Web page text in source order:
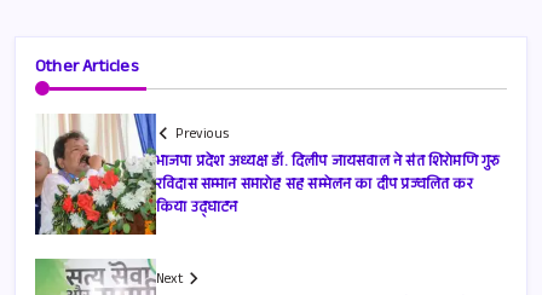
Other Articles
Previous
भाजपा प्रदेश अध्यक्ष डॉ. दिलीप जायसवाल ने संत शिरोमणि गुरु
रविदास सम्मान समारोह सह सम्मेलन का दीप प्रज्वलित कर
किया उद्घाटन
Next